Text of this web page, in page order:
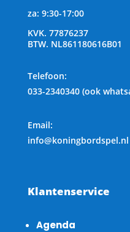
za: 9:30-17:00
KVK. 77876237
BTW. NL861180616B01
Telefoon:
033-2340340 (ook
Email:
info@koningbordspel.nl
Klantenservice
Agenda